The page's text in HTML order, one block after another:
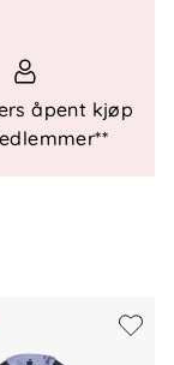
åpent kjøp